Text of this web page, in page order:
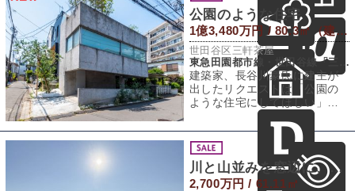
公園のような住宅
1億3,480万円 / 80.3㎡（建物） 53.74㎡（敷地）
世田谷区三軒茶屋
東急田園都市線・世田谷線「三軒茶屋」駅 徒歩6分
建築家、長谷川豪氏に建主が
出したリクエストは「公園の
ような住宅にしてほしい」。
結果として生まれたのは、周
囲の家々にもある
川と山並みを窓辺に、青梅の日常
2,700万円 / 61.11㎡